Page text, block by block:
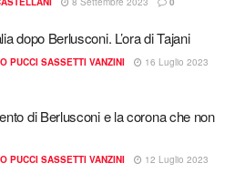
dopo Berlusconi. L’ora di Tajani
PUCCI SASSETTI VANZINI
16 Luglio 2023
di Berlusconi e la corona che non
PUCCI SASSETTI VANZINI
12 Luglio 2023